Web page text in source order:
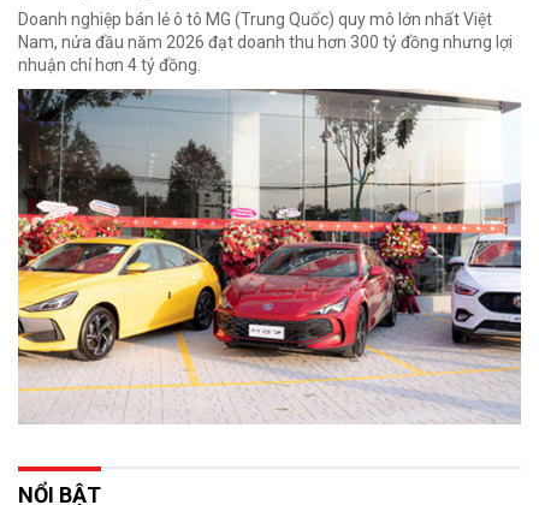
Doanh nghiệp bán lẻ ô tô MG (Trung Quốc) quy mô lớn nhất Việt
Nam, nửa đầu năm 2026 đạt doanh thu hơn 300 tỷ đồng nhưng lợi
nhuận chỉ hơn 4 tỷ đồng.
NỔI BẬT